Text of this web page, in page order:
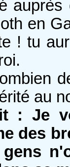
en
! tu
au
: Je
des